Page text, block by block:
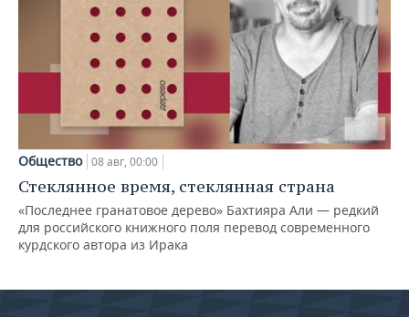
Общество 08 авг, 00:00
Стеклянное время, стеклянная страна
«Последнее гранатовое дерево» Бахтияра Али — редкий
для российского книжного поля перевод современного
курдского автора из Ирака